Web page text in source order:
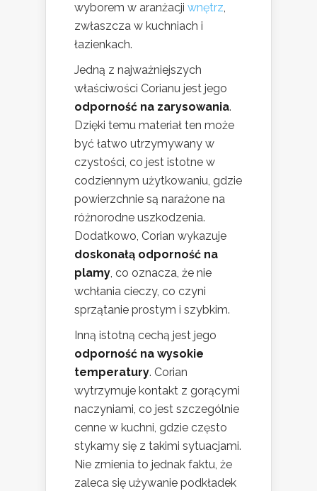
wyborem w aranżacji wnętrz,
zwłaszcza w kuchniach i
łazienkach.
Jedną z najważniejszych
właściwości Corianu jest jego
odporność na zarysowania.
Dzięki temu materiał ten może
być łatwo utrzymywany w
czystości, co jest istotne w
codziennym użytkowaniu, gdzie
powierzchnie są narażone na
różnorodne uszkodzenia.
Dodatkowo, Corian wykazuje
doskonałą odporność na
plamy, co oznacza, że nie
wchłania cieczy, co czyni
sprzątanie prostym i szybkim.
Inną istotną cechą jest jego
odporność na wysokie
temperatury. Corian
wytrzymuje kontakt z gorącymi
naczyniami, co jest szczególnie
cenne w kuchni, gdzie często
stykamy się z takimi sytuacjami.
Nie zmienia to jednak faktu, że
zaleca się używanie podkładek